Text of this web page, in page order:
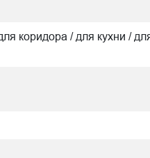
коридора / для кухни /